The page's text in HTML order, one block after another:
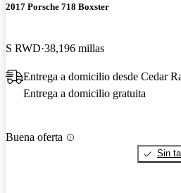
2017 Porsche 718 Boxster
S RWD 38,196 millas
Entrega a domicilio desde Cedar
Entrega a domicilio gratuita
Buena oferta
Sin